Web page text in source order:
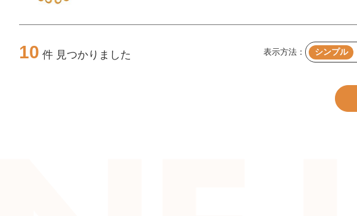
10 件 見つかりました 表示方法： シンプル